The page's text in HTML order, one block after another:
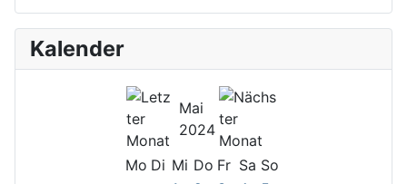
Kalender
Mai
2024
Mo Di Mi Do Fr Sa So